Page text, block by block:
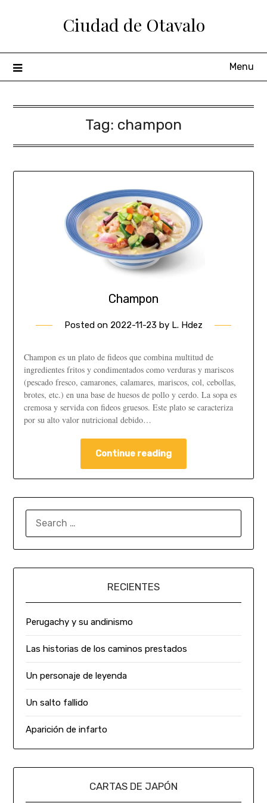
Ciudad de Otavalo
Menu
Tag: champon
Champon
Posted on 2022-11-23 by L. Hdez
Champon es un plato de fideos que combina multitud de
ingredientes fritos y condimentados como verduras y mariscos
(pescado fresco, camarones, calamares, mariscos, col, cebollas,
brotes, etc.) en una base de huesos de pollo y cerdo. La sopa es
cremosa y servida con fideos gruesos. Este plato se caracteriza
por su alto valor nutricional debido…
Continue reading
RECIENTES
Perugachy y su andinismo
Las historias de los caminos prestados
Un personaje de leyenda
Un salto fallido
Aparición de infarto
CARTAS DE JAPÓN